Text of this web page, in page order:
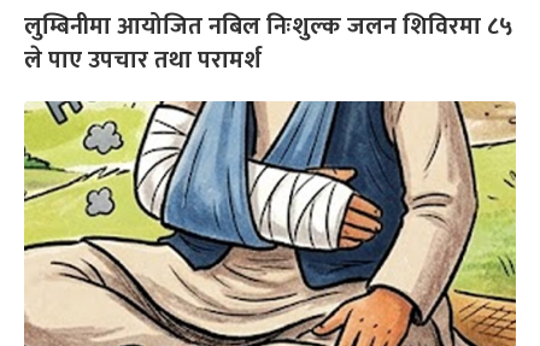
लुम्बिनीमा आयोजित नबिल निःशुल्क जलन शिविरमा ८५
ले पाए उपचार तथा परामर्श